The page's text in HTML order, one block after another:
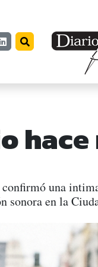
una
sonora en la